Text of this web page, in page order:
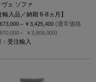
ヴェ ソファ
輸入品／納期 6-8ヵ月】
～ ￥3,425,400 (通常価格
～ ￥3,806,000)
受注輸入